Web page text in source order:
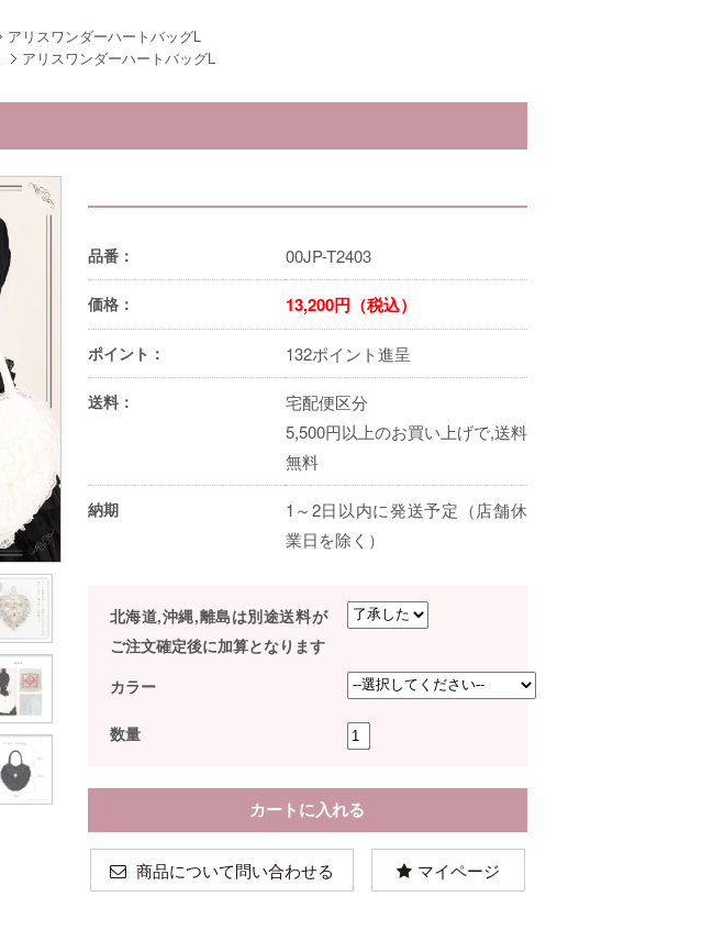
アリスワンダーハートバッグL
アリスワンダーハートバッグL
品番： 00JP-T2403
価格： 13,200円（税込）
ポイント： 132ポイント進呈
送料：
宅配便区分
5,500円以上のお買い上げで,送料
無料
納期
1～2日以内に発送予定（店舗休
業日を除く）
北海道,沖縄,離島は別途送料が
ご注文確定後に加算となります
カラー
数量
商品について問い合わせる マイページ